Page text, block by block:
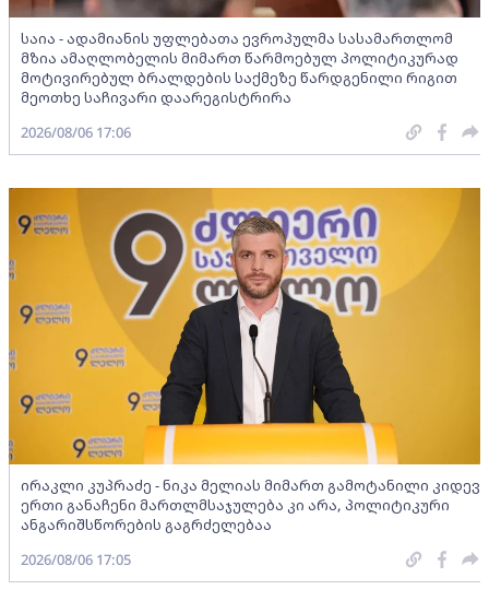
საია - ადამიანის უფლებათა ევროპულმა სასამართლომ
მზია ამაღლობელის მიმართ წარმოებულ პოლიტიკურად
მოტივირებულ ბრალდების საქმეზე წარდგენილი რიგით
მეოთხე საჩივარი დაარეგისტრირა
2026/08/06 17:06
ირაკლი კუპრაძე - ნიკა მელიას მიმართ გამოტანილი კიდევ
ერთი განაჩენი მართლმსაჯულება კი არა, პოლიტიკური
ანგარიშსწორების გაგრძელებაა
2026/08/06 17:05